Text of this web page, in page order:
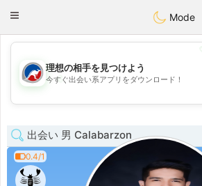
AustraliaChat
Toggle
Mode
💖
💕
理想の相手を見つけよう
今すぐ出会い系アプリをダウンロード！
出会い 男 Calabarzon
0.4/1